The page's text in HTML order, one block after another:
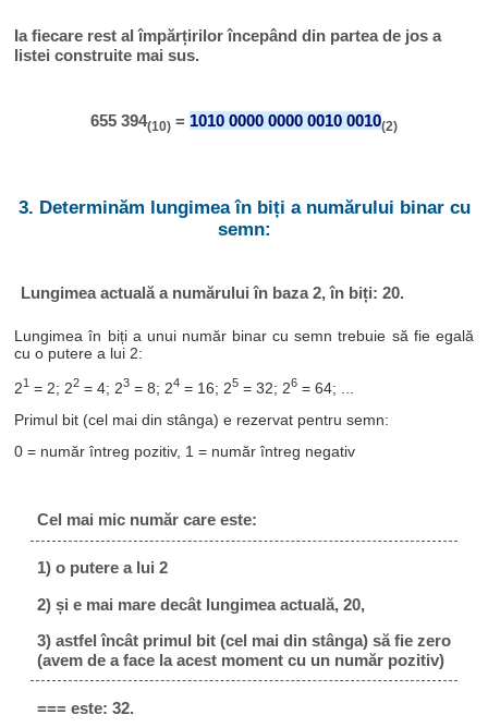
Ia fiecare rest al împărțirilor începând din partea de jos a
listei construite mai sus.
655 394(10) = 1010 0000 0000 0010 0010(2)
3. Determinăm lungimea în biți a numărului binar cu
semn:
Lungimea actuală a numărului în baza 2, în biți: 20.
Lungimea în biți a unui număr binar cu semn trebuie să fie egală
cu o putere a lui 2:
21 = 2; 22 = 4; 23 = 8; 24 = 16; 25 = 32; 26 = 64; ...
Primul bit (cel mai din stânga) e rezervat pentru semn:
0 = număr întreg pozitiv, 1 = număr întreg negativ
Cel mai mic număr care este:
1) o putere a lui 2
2) și e mai mare decât lungimea actuală, 20,
3) astfel încât primul bit (cel mai din stânga) să fie zero
(avem de a face la acest moment cu un număr pozitiv)
=== este: 32.